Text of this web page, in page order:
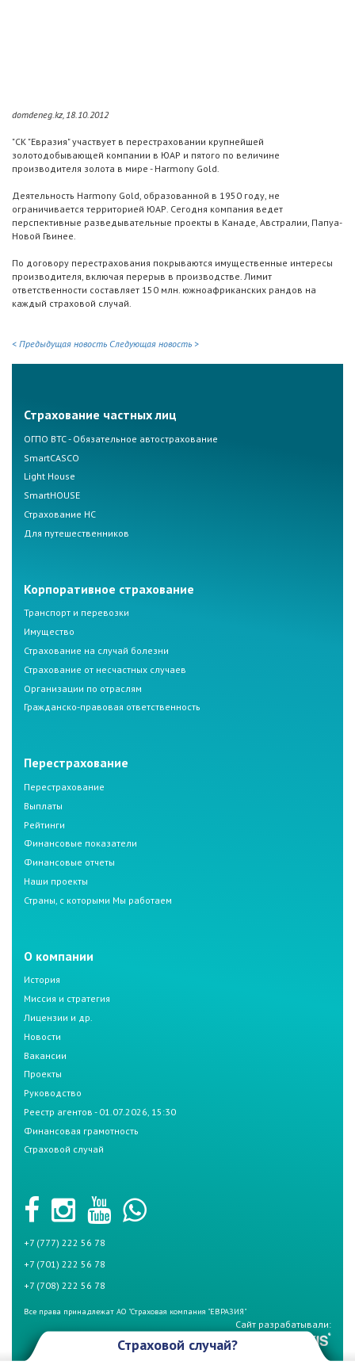
domdeneg.kz, 18.10.2012
"СК "Евразия" участвует в перестраховании крупнейшей
золотодобывающей компании в ЮАР и пятого по величине
производителя золота в мире - Harmony Gold.
Деятельность Harmony Gold, образованной в 1950 году, не
ограничивается территорией ЮАР. Сегодня компания ведет
перспективные разведывательные проекты в Канаде, Австралии, Папуа-
Новой Гвинее.
По договору перестрахования покрываются имущественные интересы
производителя, включая перерыв в производстве. Лимит
ответственности составляет 150 млн. южноафриканских рандов на
каждый страховой случай.
< Предыдущая новость Следующая новость >
Страхование частных лиц
ОГПО ВТС - Обязательное автострахование
SmartCASCO
Light House
SmartHOUSE
Страхование НС
Для путешественников
Корпоративное страхование
Транспорт и перевозки
Имущество
Страхование на случай болезни
Страхование от несчастных случаев
Организации по отраслям
Гражданско-правовая ответственность
Перестрахование
Перестрахование
Выплаты
Рейтинги
Финансовые показатели
Финансовые отчеты
Наши проекты
Страны, с которыми Мы работаем
О компании
История
Миссия и стратегия
Лицензии и др.
Новости
Вакансии
Проекты
Руководство
Реестр агентов - 01.07.2026, 15:30
Финансовая грамотность
Страховой случай
+7 (777) 222 56 78
+7 (701) 222 56 78
+7 (708) 222 56 78
Все права принадлежат АО "Страховая компания "ЕВРАЗИЯ"
Сайт разрабатывали:
Страховой случай?